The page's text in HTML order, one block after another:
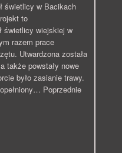
świetlicy w Bacikach
to
świetlicy wiejskiej w
razem prace
Utwardzona została
także powstały nowe
było zasianie trawy.
Poprzednie